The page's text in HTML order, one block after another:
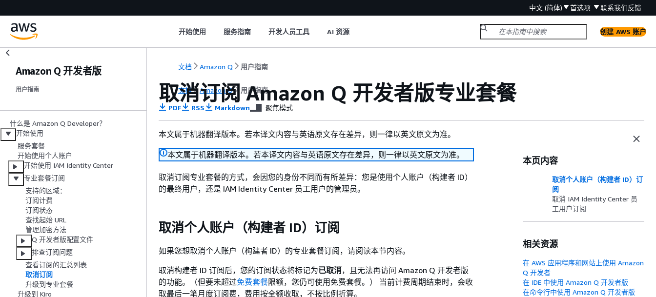
中文 (简体) 首选项 联系我们反馈
开始使用 服务指南 开发人员工具 AI 资源 创建 AWS 账户
Amazon Q 开发者版
用户指南
什么是 Amazon Q Developer？
开始使用
服务套餐
开始使用个人账户
开始使用 IAM Identity Center
专业套餐订阅
支持的区域：
订阅计费
订阅状态
查找起始 URL
管理加密方法
Q 开发者版配置文件
排查订阅问题
查看订阅的汇总列表
取消订阅
升级到专业套餐
升级到 Kiro
文档 Amazon Q 用户指南
文档 Amazon Q 用户指南
取消订阅 Amazon Q 开发者版专业套餐
PDF RSS Markdown 聚焦模式
本文属于机器翻译版本。若本译文内容与英语原文存在差异，则一律以英文原文为准。
本文属于机器翻译版本。若本译文内容与英语原文存在差异，则一律以英文原文为准。
取消订阅专业套餐的方式，会因您的身份不同而有所差异：您是使用个人账户（构建者 ID）
的最终用户，还是 IAM Identity Center 员工用户的管理员。
取消个人账户（构建者 ID）订阅
如果您想取消个人账户（构建者 ID）的专业套餐订阅，请阅读本节内容。
取消构建者 ID 订阅后，您的订阅状态将标记为已取消，且无法再访问 Amazon Q 开发者版
的功能。（但要未超过免费套餐限额，您仍可使用免费套餐。） 当前计费周期结束时，会收
取最后一笔月度订阅费，费用按全额收取，不按比例折算。
本页内容
取消个人账户（构建者 ID）订
阅
取消 IAM Identity Center 员
工用户订阅
相关资源
在 AWS 应用程序和网站上使用 Amazon
Q 开发者
在 IDE 中使用 Amazon Q 开发者版
在命令行中使用 Amazon Q 开发者版